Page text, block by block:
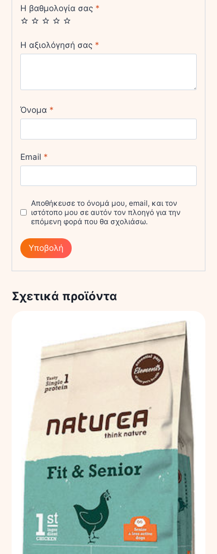
Η βαθμολογία σας *
Η αξιολόγησή σας *
Όνομα *
Email *
Αποθήκευσε το όνομά μου, email, και τον
ιστότοπο μου σε αυτόν τον πλοηγό για την
επόμενη φορά που θα σχολιάσω.
Σχετικά προϊόντα